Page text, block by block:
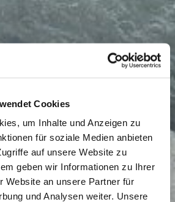
Cookies
um Inhalte und Anzeigen zu
für soziale Medien anbieten
auf unsere Website zu
geben wir Informationen zu Ihrer
Website an unsere Partner für
und Analysen weiter. Unsere